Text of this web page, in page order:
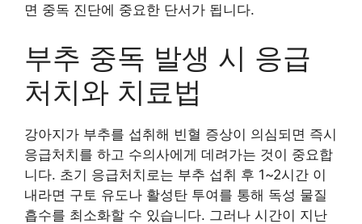
면 중독 진단에 중요한 단서가 됩니다.
부추 중독 발생 시 응급
처치와 치료법
강아지가 부추를 섭취해 빈혈 증상이 의심되면 즉시
응급처치를 하고 수의사에게 데려가는 것이 중요합
니다. 초기 응급처치로는 부추 섭취 후 1~2시간 이
내라면 구토 유도나 활성탄 투여를 통해 독성 물질
흡수를 최소화할 수 있습니다. 그러나 시간이 지난